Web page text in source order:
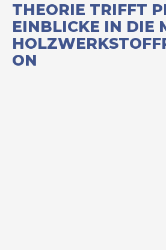
THEORIE TRIFFT
EINBLICKE IN DIE
ON